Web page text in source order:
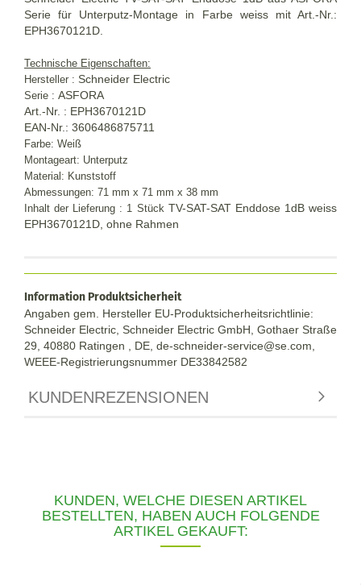
Serie für Unterputz-Montage in Farbe weiss mit Art.-Nr.:
EPH3670121D.
Technische Eigenschaften:
Hersteller : Schneider Electric
Serie : ASFORA
Art.-Nr. : EPH3670121D
EAN-Nr.: 3606486875711
Farbe: Weiß
Montageart: Unterputz
Material: Kunststoff
Abmessungen: 71 mm x 71 mm x 38 mm
Inhalt der Lieferung : 1 Stück TV-SAT-SAT Enddose 1dB weiss
EPH3670121D, ohne Rahmen
Information Produktsicherheit
Angaben gem. Hersteller EU-Produktsicherheitsrichtlinie:
Schneider Electric, Schneider Electric GmbH, Gothaer Straße
29, 40880 Ratingen , DE, de-schneider-service@se.com,
WEEE-Registrierungsnummer DE33842582
KUNDENREZENSIONEN
KUNDEN, WELCHE DIESEN ARTIKEL
BESTELLTEN, HABEN AUCH FOLGENDE
ARTIKEL GEKAUFT: